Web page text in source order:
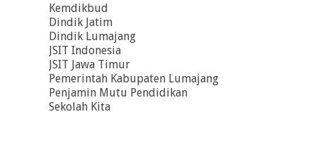
Kemdikbud
Dindik Jatim
Dindik Lumajang
JSIT Indonesia
JSIT Jawa Timur
Pemerintah Kabupaten Lumajang
Penjamin Mutu Pendidikan
Sekolah Kita